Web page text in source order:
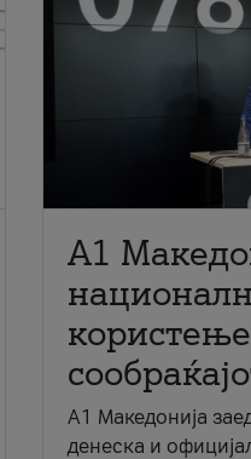
A1
A1 Македонија
денеска и